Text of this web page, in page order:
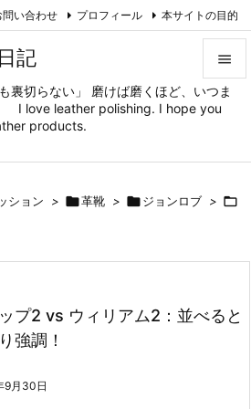
記
裏切らない」 磨けば磨くほど、いつま
love leather polishing. I hope you
products.


メニュ
サイド

前へ
問い合わせ プロフィール 本サイトの目的

ション > 革靴 > ジョンロブ > 
プ2 vs ウィリアム2：並べると
強調！
9月30日